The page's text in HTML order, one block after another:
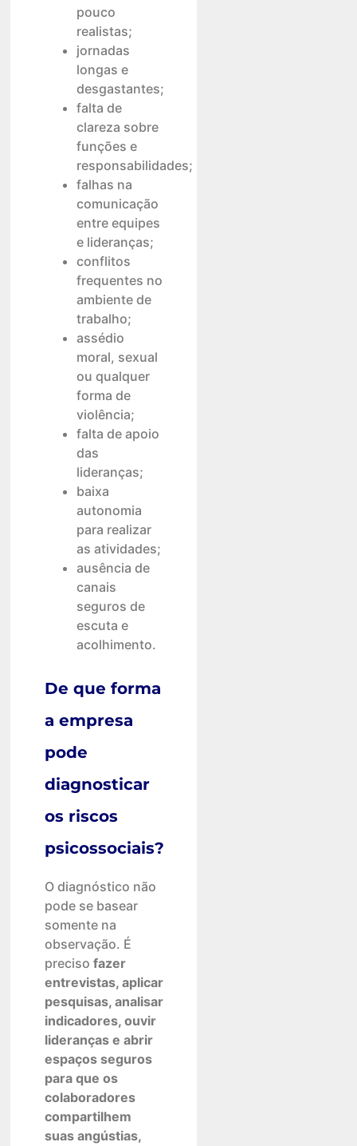
pouco
realistas;
jornadas
longas e
desgastantes;
falta de
clareza sobre
funções e
responsabilidades;
falhas na
comunicação
entre equipes
e lideranças;
conflitos
frequentes no
ambiente de
trabalho;
assédio
moral, sexual
ou qualquer
forma de
violência;
falta de apoio
das
lideranças;
baixa
autonomia
para realizar
as atividades;
ausência de
canais
seguros de
escuta e
acolhimento.
De que forma
a empresa
pode
diagnosticar
os riscos
psicossociais?
O diagnóstico não
pode se basear
somente na
observação. É
preciso fazer
entrevistas, aplicar
pesquisas, analisar
indicadores, ouvir
lideranças e abrir
espaços seguros
para que os
colaboradores
compartilhem
suas angústias,